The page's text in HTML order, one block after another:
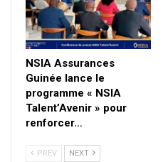
NSIA Assurances
Guinée lance le
programme « NSIA
Talent’Avenir » pour
renforcer…
PREV NEXT